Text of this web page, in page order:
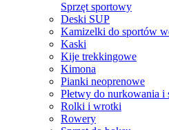
Sprzęt sportowy
Deski SUP
Kamizelki do sportów
Kaski
Kije trekkingowe
Kimona
Pianki neoprenowe
Płetwy do nurkowania i
Rolki i wrotki
Rowery